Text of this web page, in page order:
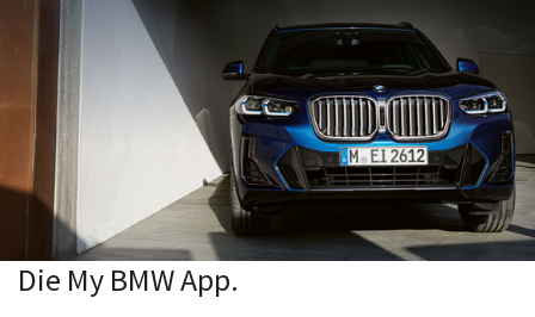
Die My BMW App.